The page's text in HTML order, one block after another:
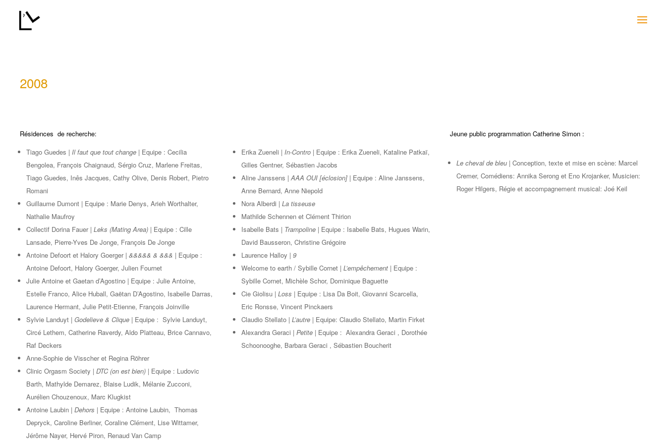
2008
Résidences de recherche:
Tiago Guedes |Il faut que tout change | Equipe : Cecilia
Bengolea, François Chaignaud, Sérgio Cruz, Marlene Freitas,
Tiago Guedes, Inês Jacques, Cathy Olive, Denis Robert, Pietro
Romani
Guillaume Dumont | Equipe : Marie Denys, Arieh Worthalter,
Nathalie Maufroy
Collectif Dorina Fauer |Leks (Mating Area) | Equipe : Cille
Lansade, Pierre-Yves De Jonge, François De Jonge
Antoine Defoort et Halory Goerger |&&&&& & &&& | Equipe :
Antoine Defoort, Halory Goerger, Julien Fournet
Julie Antoine et Gaetan d’Agostino | Equipe : Julie Antoine,
Estelle Franco, Alice Huball, Gaëtan D’Agostino, Isabelle Darras,
Laurence Hermant, Julie Petit-Etienne, François Joinville
Sylvie Landuyt |Godelieve & Clique | Equipe : Sylvie Landuyt,
Circé Lethem, Catherine Raverdy, Aldo Platteau, Brice Cannavo,
Raf Deckers
Anne-Sophie de Visscher et Regina Röhrer
Clinic Orgasm Society |DTC (on est bien) | Equipe : Ludovic
Barth, Mathylde Demarez, Blaise Ludik, Mélanie Zucconi,
Aurélien Chouzenoux, Marc Klugkist
Antoine Laubin |Dehors | Equipe : Antoine Laubin, Thomas
Depryck, Caroline Berliner, Coraline Clément, Lise Wittamer,
Jérôme Nayer, Hervé Piron, Renaud Van Camp
Erika Zueneli |In-Contro | Equipe : Erika Zueneli, Kataline Patkaï,
Gilles Gentner, Sébastien Jacobs
Aline Janssens |AAA OUI [éclosion] | Equipe : Aline Janssens,
Anne Bernard, Anne Niepold
Nora Alberdi |La tisseuse
Mathilde Schennen et Clément Thirion
Isabelle Bats | Trampoline | Equipe : Isabelle Bats, Hugues Warin,
David Bausseron, Christine Grégoire
Laurence Halloy |9
Welcome to earth / Sybille Cornet |L’empêchement | Equipe :
Sybille Cornet, Michèle Schor, Dominique Baguette
Cie Giolisu |Loss | Equipe : Lisa Da Boit, Giovanni Scarcella,
Eric Ronsse, Vincent Pinckaers
Claudio Stellato |L’autre | Equipe: Claudio Stellato, Martin Firket
Alexandra Geraci |Petite | Equipe : Alexandra Geraci , Dorothée
Schoonooghe, Barbara Geraci , Sébastien Boucherit
Jeune public programmation Catherine Simon :
Le cheval de bleu| Conception, texte et mise en scène: Marcel
Cremer, Comédiens: Annika Serong et Eno Krojanker, Musicien:
Roger Hilgers, Régie et accompagnement musical: Joé Keil